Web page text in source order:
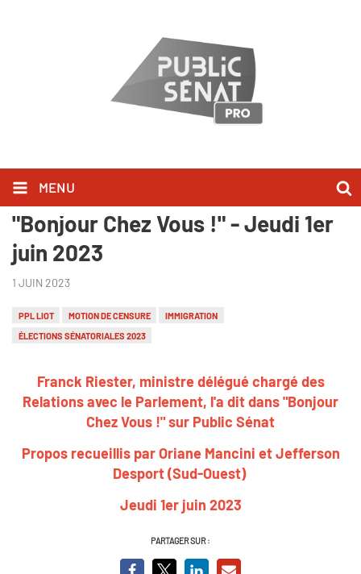
MENU
Franck Riester l'a dit dans
"Bonjour Chez Vous !" - Jeudi 1er
juin 2023
1 JUIN 2023
PPL LIOT MOTION DE CENSURE
IMMIGRATION
ÉLECTIONS SÉNATORIALES 2023
Franck Riester, ministre délégué chargé des
Relations avec le Parlement, l'a dit dans "Bonjour
Chez Vous !" sur Public Sénat
Propos recueillis par Oriane Mancini et Jefferson
Desport (Sud-Ouest)
Jeudi 1er juin 2023
PARTAGER SUR :